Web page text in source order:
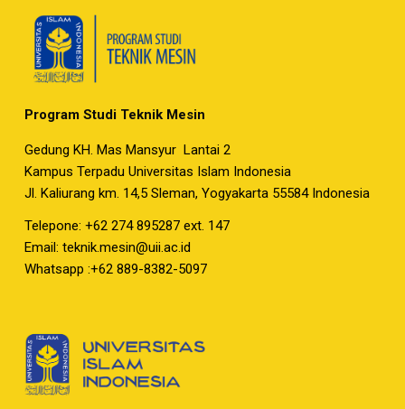
Program Studi Teknik Mesin
Gedung KH. Mas Mansyur Lantai 2
Kampus Terpadu Universitas Islam Indonesia
Jl. Kaliurang km. 14,5 Sleman, Yogyakarta 55584 Indonesia
Telepone: +62 274 895287 ext. 147
Email: teknik.mesin@uii.ac.id
Whatsapp :+62 889-8382-5097